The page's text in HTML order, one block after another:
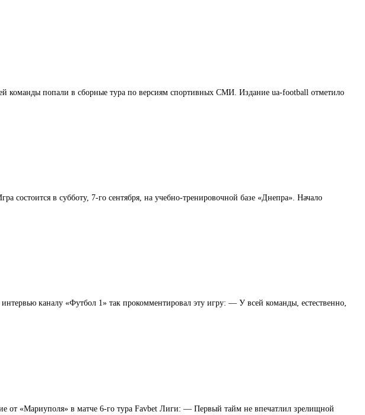
команды попали в сборные тура по версиям спортивных СМИ. Издание ua-football отметило
в субботу, 7-го сентября, на учебно-тренировочной базе «Днепра». Начало
каналу «Футбол 1» так прокомментировал эту игру: — У всей команды, естественно,
от «Мариуполя» в матче 6-го тура Favbet Лиги: — Первый тайм не впечатлил зрелищной